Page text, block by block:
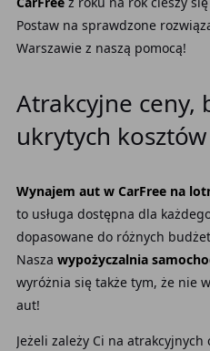
Postaw na sprawdzone
Warszawie z naszą pomocą!
Atrakcyjne ceny,
ukrytych kosztów
Wynajem aut w CarFree na
to usługa dostępna dla
dopasowane do różnych
Nasza wypożyczalnia
wyróżnia się także tym, że nie
aut!
Jeżeli zależy Ci na